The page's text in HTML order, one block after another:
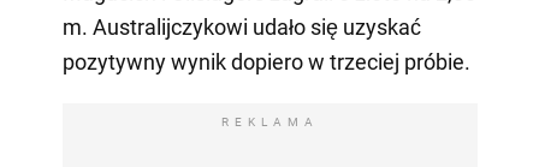
m. Australijczykowi udało się uzyskać
pozytywny wynik dopiero w trzeciej próbie.
REKLAMA